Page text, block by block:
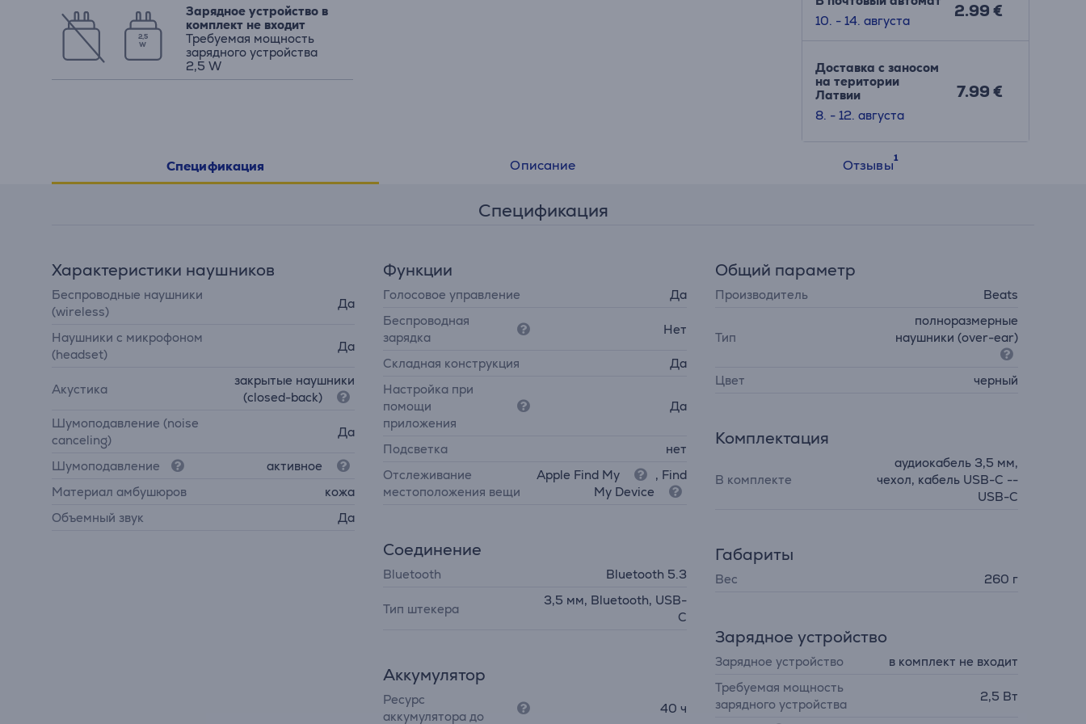
2,5
W
Зарядное устройство в
комплект не входит
Требуемая мощность
зарядного устройства
2,5 W
10. - 14. августа
2.99 €
Доставка с заносом
на територии
Латвии
8. - 12. августа
7.99 €
Спецификация Описание Отзывы
Спецификация
Характеристики наушников
Беспроводные наушники
(wireless)
Да
Наушники с микрофоном
(headset)
Да
Акустика
закрытые наушники
(closed-back)
Шумоподавление (noise
canceling)
Да
Шумоподавление
активное
Материал амбушюров
кожа
Объемный звук
Да
Функции
Голосовое управление
Да
Беспроводная
зарядка
Нет
Складная конструкция
Да
Настройка при
помощи
приложения
Да
Подсветка
нет
Отслеживание
местоположения вещи
Apple Find My
, Find
My Device
Соединение
Bluetooth Bluetooth 5.3
Тип штекера
3,5 мм, Bluetooth, USB-
C
Аккумулятор
Ресурс
аккумулятора до
40 ч
Общий параметр
Производитель Beats
Тип
полноразмерные
наушники (over-ear)
Цвет черный
Комплектация
В комплекте
аудиокабель 3,5 мм,
чехол, кабель USB-C --
USB-C
Габариты
Вес 260 г
Зарядное устройство
Зарядное устройство
в комплект не входит
Требуемая мощность
зарядного устройства
2,5 Вт